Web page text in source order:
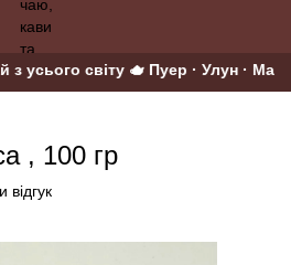
усього світу 🫖 Пуер · Улун ·
, 100 гр
відгук